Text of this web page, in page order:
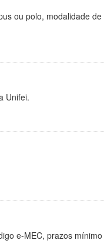
ou polo, modalidade
Unifei.
e-MEC, prazos